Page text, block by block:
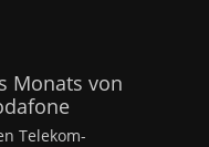
Monats von
Telekom-